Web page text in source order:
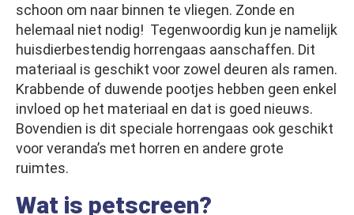
schoon om naar binnen te vliegen. Zonde en
helemaal niet nodig! Tegenwoordig kun je namelijk
huisdierbestendig horrengaas aanschaffen. Dit
materiaal is geschikt voor zowel deuren als ramen.
Krabbende of duwende pootjes hebben geen enkel
invloed op het materiaal en dat is goed nieuws.
Bovendien is dit speciale horrengaas ook geschikt
voor veranda’s met horren en andere grote
ruimtes.
Wat is petscreen?